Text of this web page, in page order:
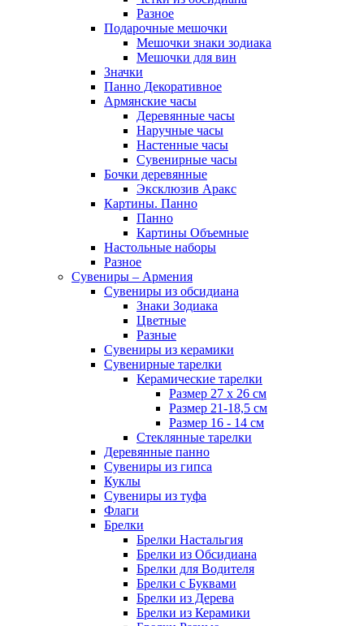
Разное
Подарочные мешочки
Мешочки знаки зодиака
Мешочки для вин
Значки
Панно Декоративное
Армянские часы
Деревянные часы
Наручные часы
Настенные часы
Сувенирные часы
Бочки деревянные
Эксклюзив Аракс
Картины. Панно
Панно
Картины Объемные
Настольные наборы
Разное
Сувениры – Армения
Сувениры из обсидиана
Знаки Зодиака
Цветные
Разные
Сувениры из керамики
Сувенирные тарелки
Керамические тарелки
Размер 27 х 26 см
Размер 21-18,5 см
Размер 16 - 14 см
Стеклянные тарелки
Деревянные панно
Сувениры из гипса
Куклы
Сувениры из туфа
Флаги
Брелки
Брелки Настальгия
Брелки из Обсидиана
Брелки для Водителя
Брелки с Буквами
Брелки из Дерева
Брелки из Керамики